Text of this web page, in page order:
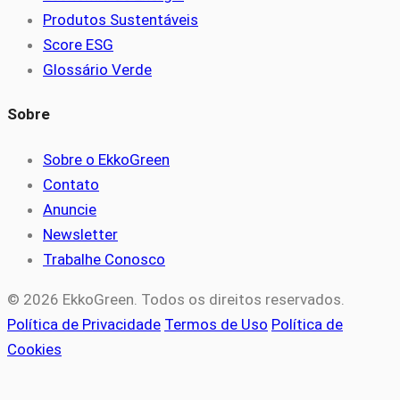
Produtos Sustentáveis
Score ESG
Glossário Verde
Sobre
Sobre o EkkoGreen
Contato
Anuncie
Newsletter
Trabalhe Conosco
© 2026 EkkoGreen. Todos os direitos reservados.
Política de Privacidade Termos de Uso Política de
Cookies